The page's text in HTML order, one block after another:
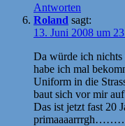
Antworten
Roland sagt:
13. Juni 2008 um
Da würde ich nichts
habe ich mal
Uniform in die
baut sich vor mir
Das ist jetzt fast 20